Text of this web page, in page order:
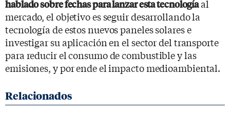
hablado sobre fechas para lanzar esta tecnologíaal
mercado, el objetivo es seguir desarrollando la
tecnología de estos nuevos paneles solares e
investigar su aplicación en el sector del transporte
para reducir el consumo de combustible y las
emisiones, y por ende el impacto medioambiental.